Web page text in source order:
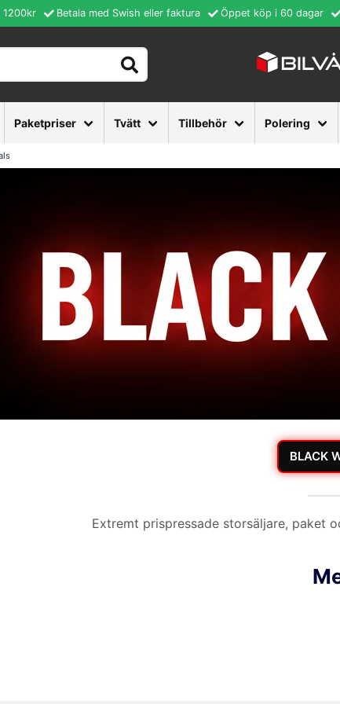
1200kr Betala med Swish eller faktura Öppet köp i 60 dagar
Paketpriser Tvätt Tillbehör Polering
BLACK
Extremt prispressade storsäljare, paket